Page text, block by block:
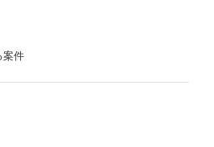
案件